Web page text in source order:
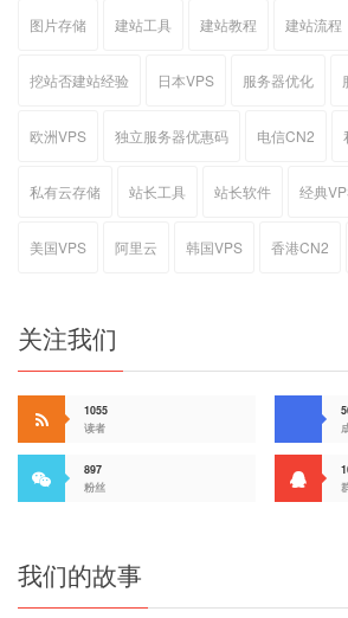
图片存储 建站工具 建站教程 建站流程
挖站否建站经验 日本VPS 服务器优化
欧洲VPS 独立服务器优惠码 电信CN2
私有云存储 站长工具 站长软件 经典
美国VPS 阿里云 韩国VPS 香港CN2
关注我们
1055
读者
897
粉丝
我们的故事